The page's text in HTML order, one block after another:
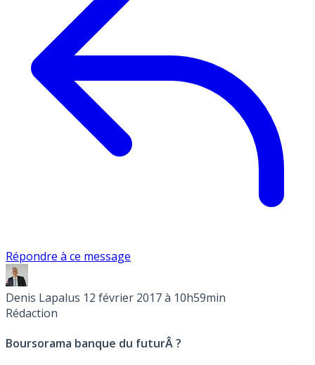
Répondre à ce message
Denis Lapalus 12 février 2017 à 10h59min
Rédaction
Boursorama banque du futurÂ ?